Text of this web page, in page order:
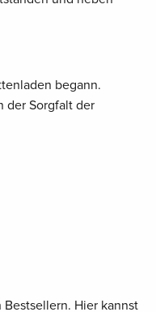
begann.
der Sorgfalt der
Hier kannst